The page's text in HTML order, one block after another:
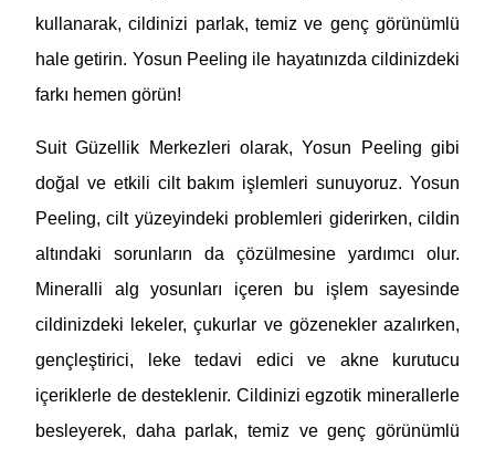
kullanarak, cildinizi parlak, temiz ve genç görünümlü
hale getirin. Yosun Peeling ile hayatınızda cildinizdeki
farkı hemen görün!
Suit Güzellik Merkezleri olarak, Yosun Peeling gibi
doğal ve etkili cilt bakım işlemleri sunuyoruz. Yosun
Peeling, cilt yüzeyindeki problemleri giderirken, cildin
altındaki sorunların da çözülmesine yardımcı olur.
Mineralli alg yosunları içeren bu işlem sayesinde
cildinizdeki lekeler, çukurlar ve gözenekler azalırken,
gençleştirici, leke tedavi edici ve akne kurutucu
içeriklerle de desteklenir. Cildinizi egzotik minerallerle
besleyerek, daha parlak, temiz ve genç görünümlü